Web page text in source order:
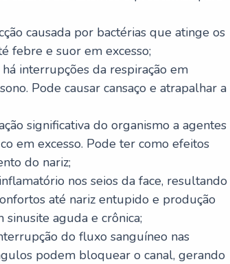
causada por bactérias que atinge os
febre e suor em excesso;
interrupções da respiração em
Pode causar cansaço e atrapalhar a
significativa do organismo a agentes
em excesso. Pode ter como efeitos
do nariz;
nos seios da face, resultando
até nariz entupido e produção
sinusite aguda e crônica;
do fluxo sanguíneo nas
podem bloquear o canal, gerando